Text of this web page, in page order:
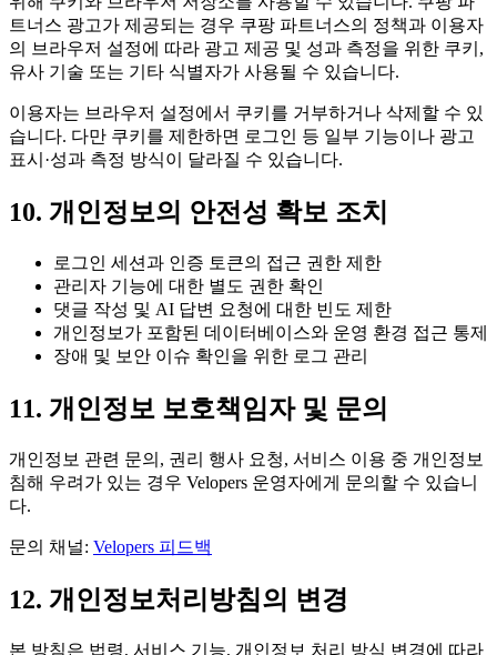
트너스 광고가 제공되는 경우 쿠팡 파트너스의 정책과 이용자
의 브라우저 설정에 따라 광고 제공 및 성과 측정을 위한 쿠키,
유사 기술 또는 기타 식별자가 사용될 수 있습니다.
이용자는 브라우저 설정에서 쿠키를 거부하거나 삭제할 수 있
습니다. 다만 쿠키를 제한하면 로그인 등 일부 기능이나 광고
표시·성과 측정 방식이 달라질 수 있습니다.
10. 개인정보의 안전성 확보 조치
로그인 세션과 인증 토큰의 접근 권한 제한
관리자 기능에 대한 별도 권한 확인
댓글 작성 및 AI 답변 요청에 대한 빈도 제한
개인정보가 포함된 데이터베이스와 운영 환경 접근 통제
장애 및 보안 이슈 확인을 위한 로그 관리
11. 개인정보 보호책임자 및 문의
개인정보 관련 문의, 권리 행사 요청, 서비스 이용 중 개인정보
침해 우려가 있는 경우 Velopers 운영자에게 문의할 수 있습니
다.
문의 채널: Velopers 피드백
12. 개인정보처리방침의 변경
본 방침은 법령, 서비스 기능, 개인정보 처리 방식 변경에 따라